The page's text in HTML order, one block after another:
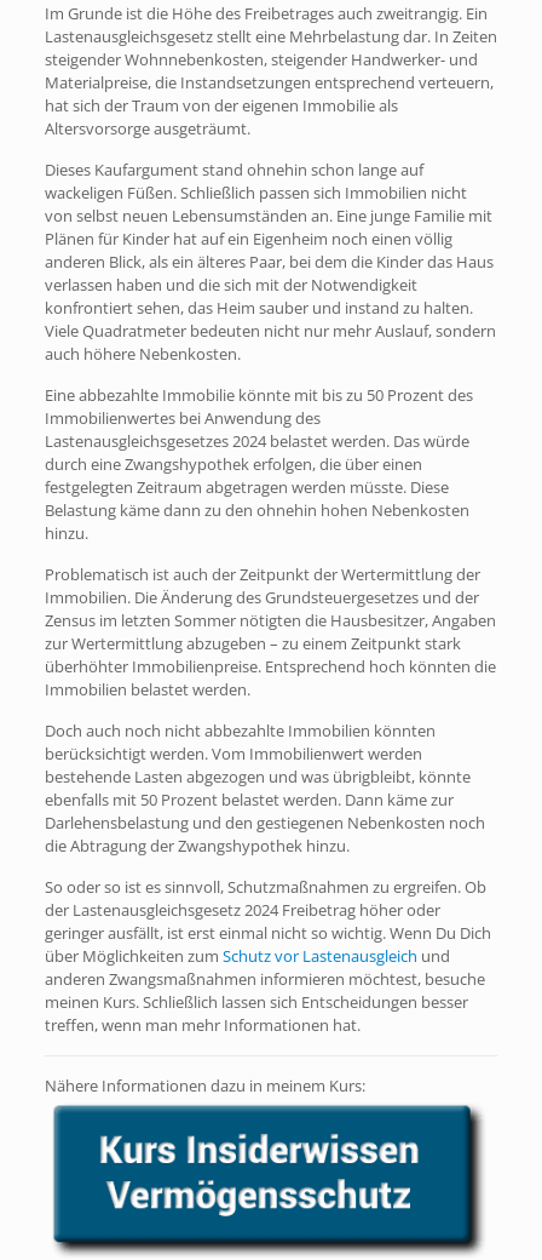
Im Grunde ist die Höhe des Freibetrages auch zweitrangig. Ein
Lastenausgleichsgesetz stellt eine Mehrbelastung dar. In Zeiten
steigender Wohnnebenkosten, steigender Handwerker- und
Materialpreise, die Instandsetzungen entsprechend verteuern,
hat sich der Traum von der eigenen Immobilie als
Altersvorsorge ausgeträumt.
Dieses Kaufargument stand ohnehin schon lange auf
wackeligen Füßen. Schließlich passen sich Immobilien nicht
von selbst neuen Lebensumständen an. Eine junge Familie mit
Plänen für Kinder hat auf ein Eigenheim noch einen völlig
anderen Blick, als ein älteres Paar, bei dem die Kinder das Haus
verlassen haben und die sich mit der Notwendigkeit
konfrontiert sehen, das Heim sauber und instand zu halten.
Viele Quadratmeter bedeuten nicht nur mehr Auslauf, sondern
auch höhere Nebenkosten.
Eine abbezahlte Immobilie könnte mit bis zu 50 Prozent des
Immobilienwertes bei Anwendung des
Lastenausgleichsgesetzes 2024 belastet werden. Das würde
durch eine Zwangshypothek erfolgen, die über einen
festgelegten Zeitraum abgetragen werden müsste. Diese
Belastung käme dann zu den ohnehin hohen Nebenkosten
hinzu.
Problematisch ist auch der Zeitpunkt der Wertermittlung der
Immobilien. Die Änderung des Grundsteuergesetzes und der
Zensus im letzten Sommer nötigten die Hausbesitzer, Angaben
zur Wertermittlung abzugeben – zu einem Zeitpunkt stark
überhöhter Immobilienpreise. Entsprechend hoch könnten die
Immobilien belastet werden.
Doch auch noch nicht abbezahlte Immobilien könnten
berücksichtigt werden. Vom Immobilienwert werden
bestehende Lasten abgezogen und was übrigbleibt, könnte
ebenfalls mit 50 Prozent belastet werden. Dann käme zur
Darlehensbelastung und den gestiegenen Nebenkosten noch
die Abtragung der Zwangshypothek hinzu.
So oder so ist es sinnvoll, Schutzmaßnahmen zu ergreifen. Ob
der Lastenausgleichsgesetz 2024 Freibetrag höher oder
geringer ausfällt, ist erst einmal nicht so wichtig. Wenn Du Dich
über Möglichkeiten zum Schutz vor Lastenausgleich und
anderen Zwangsmaßnahmen informieren möchtest, besuche
meinen Kurs. Schließlich lassen sich Entscheidungen besser
treffen, wenn man mehr Informationen hat.
Nähere Informationen dazu in meinem Kurs: